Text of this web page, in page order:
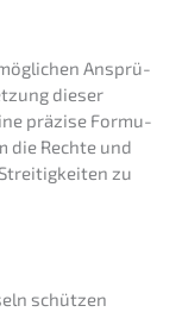
Ansprü­
dieser
präzi­se Formu­
die Rechte und
zu
schüt­zen